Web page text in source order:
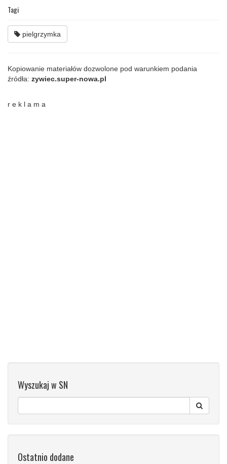
Tagi
pielgrzymka
Kopiowanie materiałów dozwolone pod warunkiem podania
źródła: zywiec.super-nowa.pl
r e k l a m a
Wyszukaj w SN
Ostatnio dodane